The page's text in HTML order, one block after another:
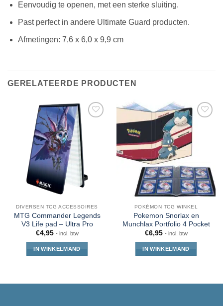
Eenvoudig te openen, met een sterke sluiting.
Past perfect in andere Ultimate Guard producten.
Afmetingen: 7,6 x 6,0 x 9,9 cm
GERELATEERDE PRODUCTEN
DIVERSEN TCG ACCESSOIRES
MTG Commander Legends
V3 Life pad – Ultra Pro
€4,95 - incl. btw
IN WINKELMAND
POKÉMON TCG WINKEL
Pokemon Snorlax en
Munchlax Portfolio 4 Pocket
€6,95 - incl. btw
IN WINKELMAND